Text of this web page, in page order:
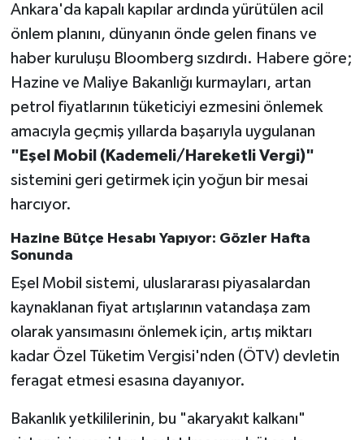
Ankara'da kapalı kapılar ardında yürütülen acil
önlem planını, dünyanın önde gelen finans ve
haber kuruluşu Bloomberg sızdırdı. Habere göre;
Hazine ve Maliye Bakanlığı kurmayları, artan
petrol fiyatlarının tüketiciyi ezmesini önlemek
amacıyla geçmiş yıllarda başarıyla uygulanan
"Eşel Mobil (Kademeli/Hareketli Vergi)"
sistemini geri getirmek için yoğun bir mesai
harcıyor.
Hazine Bütçe Hesabı Yapıyor: Gözler Hafta
Sonunda
Eşel Mobil sistemi, uluslararası piyasalardan
kaynaklanan fiyat artışlarının vatandaşa zam
olarak yansımasını önlemek için, artış miktarı
kadar Özel Tüketim Vergisi'nden (ÖTV) devletin
feragat etmesi esasına dayanıyor.
Bakanlık yetkililerinin, bu "akaryakıt kalkanı"